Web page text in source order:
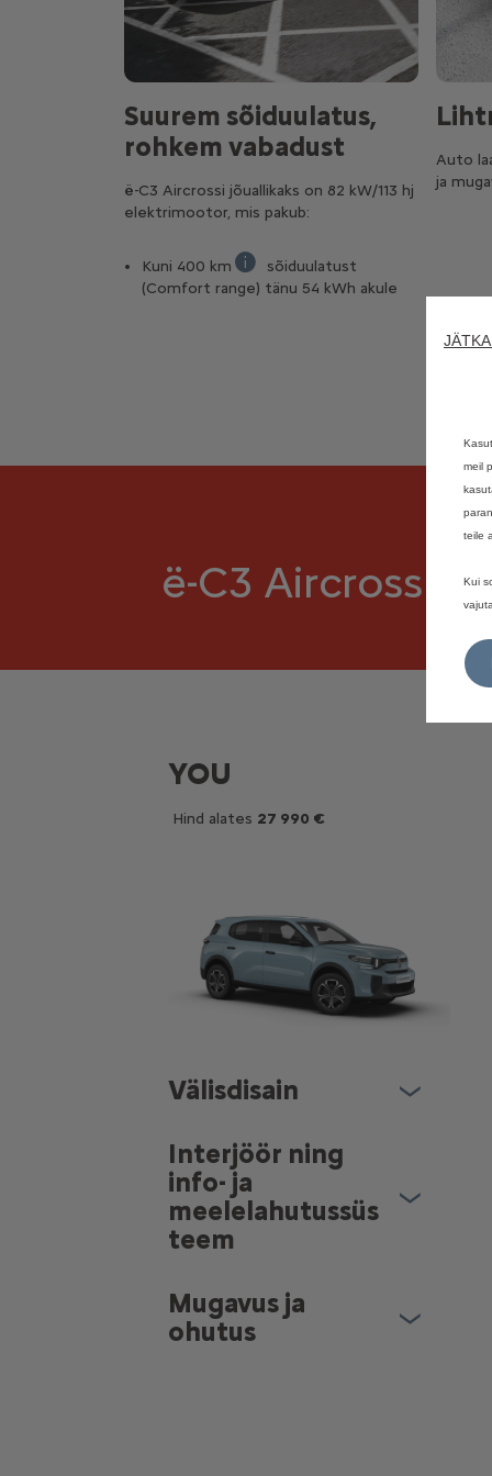
Suurem sõiduulatus,
rohkem vabadust
ë-C3 Aircrossi jõuallikaks on 82 kW/113 hj
elektrimootor, mis pakub:
Kuni 400 km
WLTP kombineeritud
sõiduulatust
(Comfort range) tänu 54 kWh akule
Auto
ja
ë-C3 Aircross
YOU
Hind alates 27 990 €
Välisdisain
Interjöör ning
info- ja
meelelahutussüs
teem
Mugavus ja
ohutus
meil
teile
Kui